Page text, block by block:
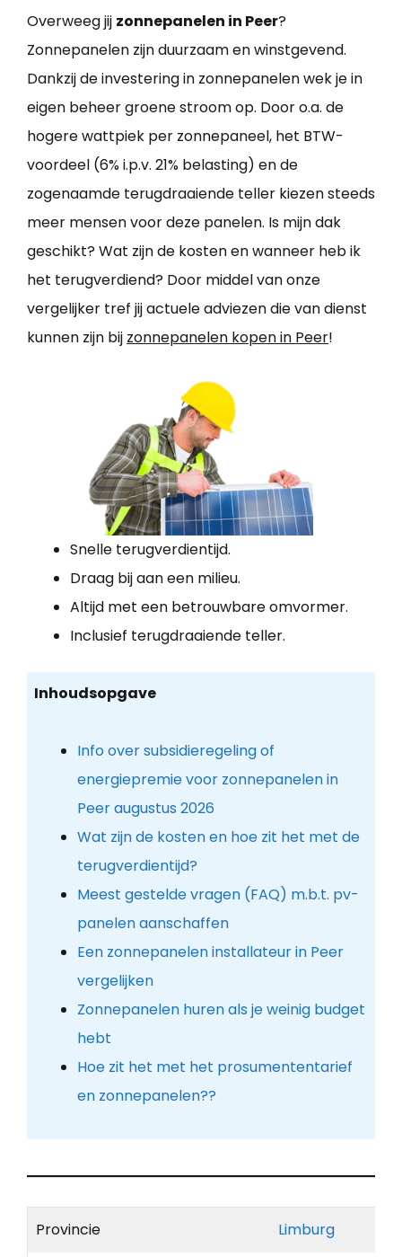
Overweeg jij zonnepanelen in Peer?
Zonnepanelen zijn duurzaam en winstgevend.
Dankzij de investering in zonnepanelen wek je in
eigen beheer groene stroom op. Door o.a. de
hogere wattpiek per zonnepaneel, het BTW-
voordeel (6% i.p.v. 21% belasting) en de
zogenaamde terugdraaiende teller kiezen steeds
meer mensen voor deze panelen. Is mijn dak
geschikt? Wat zijn de kosten en wanneer heb ik
het terugverdiend? Door middel van onze
vergelijker tref jij actuele adviezen die van dienst
kunnen zijn bij zonnepanelen kopen in Peer!
Snelle terugverdientijd.
Draag bij aan een milieu.
Altijd met een betrouwbare omvormer.
Inclusief terugdraaiende teller.
Inhoudsopgave
Info over subsidieregeling of
energiepremie voor zonnepanelen in
Peer augustus 2026
Wat zijn de kosten en hoe zit het met de
terugverdientijd?
Meest gestelde vragen (FAQ) m.b.t. pv-
panelen aanschaffen
Een zonnepanelen installateur in Peer
vergelijken
Zonnepanelen huren als je weinig budget
hebt
Hoe zit het met het prosumententarief
en zonnepanelen??
Provincie Limburg